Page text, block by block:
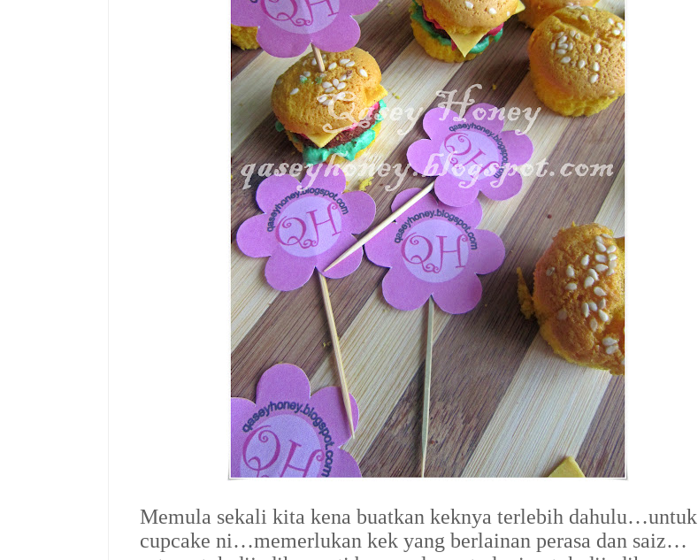
Memula sekali kita kena buatkan keknya terlebih dahulu…untuk
cupcake ni…memerlukan kek yang berlainan perasa dan saiz…